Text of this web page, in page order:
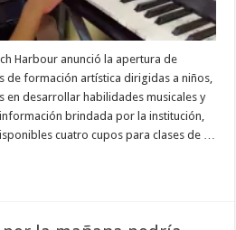
Harbour anunció la apertura de
de formación artística dirigidas a niños,
en desarrollar habilidades musicales y
brindada por la institución,
cuatro cupos para clases de …